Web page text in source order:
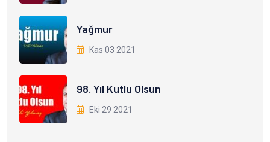
Yağmur
Kas 03 2021
98. Yıl Kutlu Olsun
Eki 29 2021